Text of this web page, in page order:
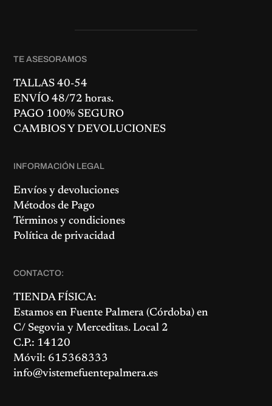
TE ASESORAMOS
TALLAS 40-54
ENVÍO 48/72 horas.
PAGO 100% SEGURO
CAMBIOS Y DEVOLUCIONES
INFORMACIÓN LEGAL
Envíos y devoluciones
Métodos de Pago
Términos y condiciones
Política de privacidad
CONTACTO:
TIENDA FÍSICA:
Estamos enFuente Palmera (Córdoba) en
C/ Segovia y Merceditas. Local 2
C.P.: 14120
Móvil: 615368333
info@vistemefuentepalmera.es